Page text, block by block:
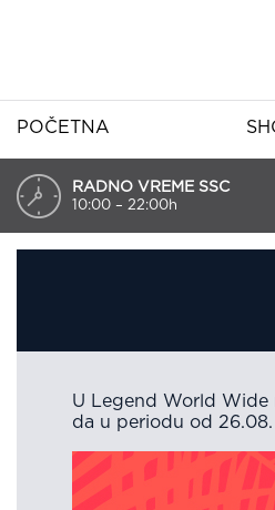
POČETNA
RADNO VREME SSC
10:00 – 22:00h
U Legend World Wide
da u periodu od